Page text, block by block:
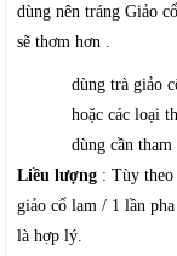
dùng nên tráng Giảo
sẽ thơm hơn .
dùng trà giảo
hoặc các loại
dùng cần
Liều lượng : Tùy
giảo cổ lam / 1 lần
là hợp lý.